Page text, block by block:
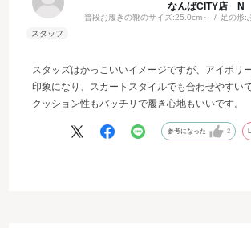
なんばCITY店 N
普段お履きの靴のサイズ:25.0cm～ 足の形:
スタッズはかっこいいイメージですが、アイボリ
印象になり、スカートスタイルでも合わせやすい
クッション性もバッチリで履き心地もいいです。
参考になった 2